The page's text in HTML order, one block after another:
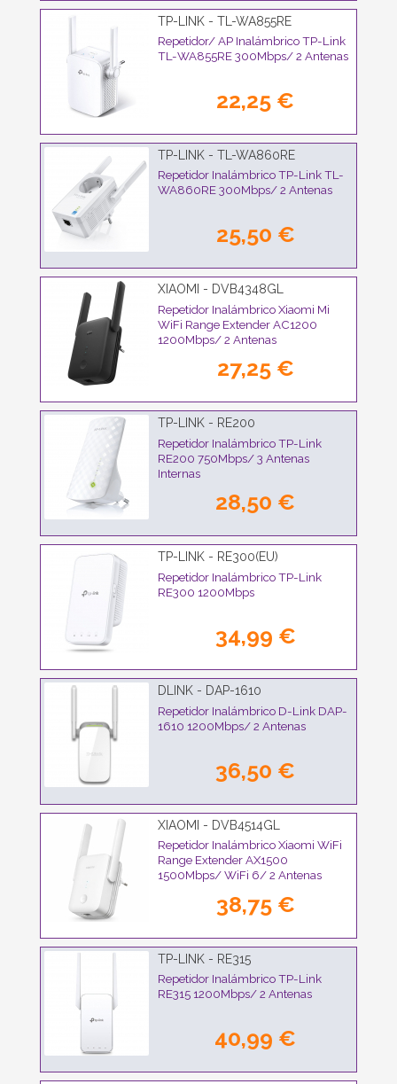
TP-LINK - TL-WA855RE
Repetidor/ AP Inalámbrico TP-Link
TL-WA855RE 300Mbps/ 2 Antenas
22,25 €
TP-LINK - TL-WA860RE
Repetidor Inalámbrico TP-Link TL-
WA860RE 300Mbps/ 2 Antenas
25,50 €
XIAOMI - DVB4348GL
Repetidor Inalámbrico Xiaomi Mi
WiFi Range Extender AC1200
1200Mbps/ 2 Antenas
27,25 €
TP-LINK - RE200
Repetidor Inalámbrico TP-Link
RE200 750Mbps/ 3 Antenas
Internas
28,50 €
TP-LINK - RE300(EU)
Repetidor Inalámbrico TP-Link
RE300 1200Mbps
34,99 €
DLINK - DAP-1610
Repetidor Inalámbrico D-Link DAP-
1610 1200Mbps/ 2 Antenas
36,50 €
XIAOMI - DVB4514GL
Repetidor Inalámbrico Xiaomi WiFi
Range Extender AX1500
1500Mbps/ WiFi 6/ 2 Antenas
38,75 €
TP-LINK - RE315
Repetidor Inalámbrico TP-Link
RE315 1200Mbps/ 2 Antenas
40,99 €